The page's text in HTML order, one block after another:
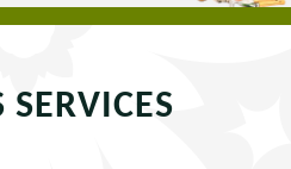
SERVICES